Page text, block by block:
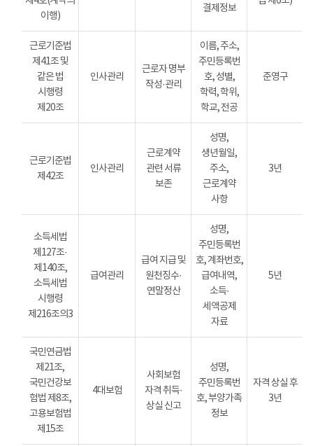
이행)
결제정보
근로기준법
제41조 및
같은 법
시행령
제20조
인사관리
근로자 명부
작성·관리
이름, 주소,
주민등록번
호, 성별,
학력, 학위,
학교, 전공
준영구
근로기준법
제42조
인사관리
근로계약
관련 서류
보존
성명,
생년월일,
주소,
근로계약
사항
3년
소득세법
제127조·
제140조,
소득세법
시행령
제216조의3
급여관리
급여 지급 및
원천징수·
연말정산
성명,
주민등록번
호, 계좌번호,
급여내역,
소득·
세액공제
자료
5년
국민연금법
제21조,
국민건강보
험법 제8조,
고용보험법
제15조
4대보험
사회보험
자격 취득·
상실 신고
성명,
주민등록번
호, 부양가족
정보
자격 상실 후
3년